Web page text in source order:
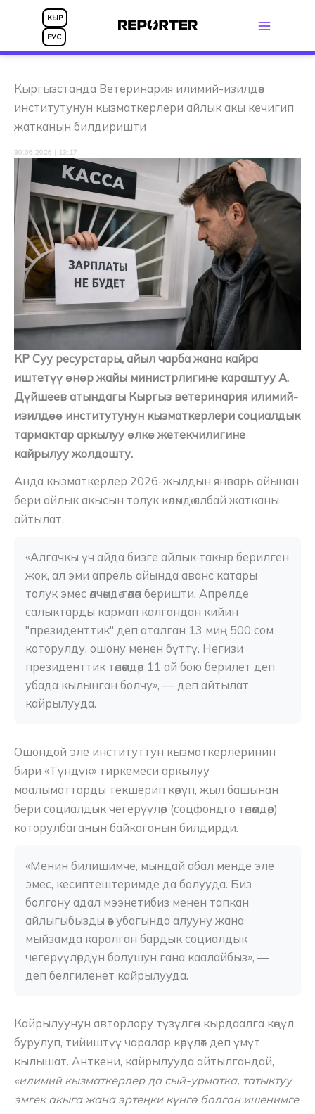
КЫР
РУС
Кыргызстанда Ветеринария илимий-изилдөө
институтунун кызматкерлери айлык акы кечигип
жатканын билдиришти
30.06.2026 | 13:17
КР Суу ресурстары, айыл чарба жана кайра
иштетүү өнөр жайы министрлигине караштуу А.
Дүйшеев атындагы Кыргыз ветеринария илимий-
изилдөө институтунун кызматкерлери социалдык
тармактар аркылуу өлкө жетекчилигине
кайрылуу жолдошту.
Анда кызматкерлер 2026-жылдын январь айынан
бери айлык акысын толук көлөмдө албай жатканы
айтылат.
«Алгачкы үч айда бизге айлык такыр берилген
жок, ал эми апрель айында аванс катары
толук эмес өлчөмдө төлөп беришти. Апрелде
салыктарды кармап калгандан кийин
"президенттик" деп аталган 13 миң 500 сом
которулду, ошону менен бүттү. Негизи
президенттик төлөмдөр 11 ай бою берилет деп
убада кылынган болчу», — деп айтылат
кайрылууда.
Ошондой эле институттун кызматкерлеринин
бири «Түндүк» тиркемеси аркылуу
маалыматтарды текшерип көрүп, жыл башынан
бери социалдык чегерүүлөр (соцфондго төлөмдөр)
которулбаганын байкаганын билдирди.
«Менин билишимче, мындай абал менде эле
эмес, кесиптештеримде да болууда. Биз
болгону адал мээнетибиз менен тапкан
айлыгыбызды өз убагында алууну жана
мыйзамда каралган бардык социалдык
чегерүүлөрдүн болушун гана каалайбыз», —
деп белгиленет кайрылууда.
Кайрылуунун авторлору түзүлгөн кырдаалга көңүл
бурулуп, тийиштүү чаралар көрүлөт деп үмүт
кылышат. Анткени, кайрылууда айтылгандай,
«илимий кызматкерлер да сый-урматка, татыктуу
эмгек акыга жана эртеңки күнгө болгон ишенимге